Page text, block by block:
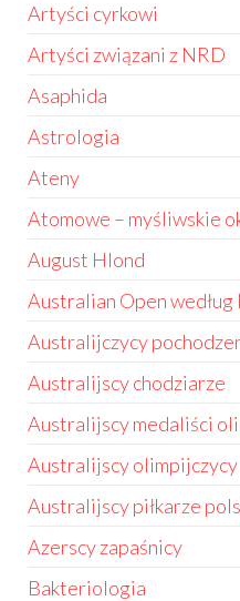
Artyści cyrkowi
Artyści związani z NRD
Asaphida
Astrologia
Ateny
Atomowe – myśliwskie
August Hlond
Australian Open według
Australijczycy
Australijscy chodziarze
Australijscy medaliści
Australijscy olimpijczycy
Australijscy piłkarze
Azerscy zapaśnicy
Bakteriologia